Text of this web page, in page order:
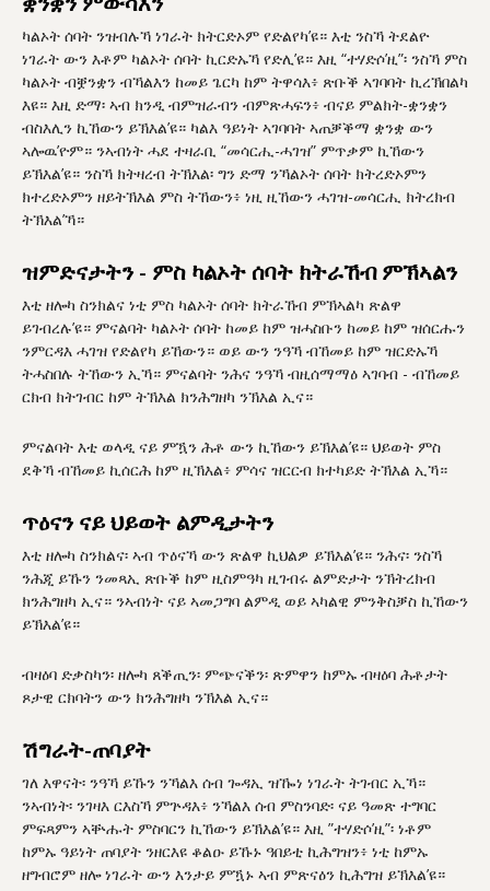
ካልኦት ሰባት ንዝብሉኻ ነገራት ክትርድኦም የድልየካ’ዩ። እቲ ንስኻ ትደልዮ
ነገራት ውን እቶም ካልኦት ሰባት ኪርድኡኻ የድሊ’ዩ። እዚ “ተሃድሶ’ዚ”፡ ንስኻ ምስ
ካልኦት ብቛንቋን ብኻልእን ከመይ ጌርካ ከም ትዋሳእ፥ ጽቡቕ ኣገባባት ኪረኽበልካ
እዩ። እዚ ድማ፡ ኣብ ክንዲ ብምዝራብን ብምጽሓፍን፥ ብናይ ምልክት-ቋንቋን
ብስእሊን ኪኸውን ይኽእል’ዩ። ካልእ ዓይነት ኣገባባት ኣጠቓቕማ ቋንቋ ውን
ኣሎዉ’ዮም። ንኣብነት ሓደ ተዛራቢ “መሳርሒ-ሓገዝ” ምጥቃም ኪኸውን
ይኽእል’ዩ። ንስኻ ክትዛረብ ትኽእል፡ ግን ድማ ንኻልኦት ሰባት ክትረድኦምን
ክተረድኦምን ዘይትኽእል ምስ ትኸውን፥ ነዚ ዚኸውን ሓገዝ-መሳርሒ ክትረክብ
ትኽእል’ኻ።
ዝምድናታትን - ምስ ካልኦት ሰባት ክትራኸብ ምኽኣልን
እቲ ዘሎካ ስንክልና ነቲ ምስ ካልኦት ሰባት ክትራኸብ ምኽኣልካ ጽልዋ
ይገብረሉ’ዩ። ምናልባት ካልኦት ሰባት ከመይ ከም ዝሓስቡን ከመይ ከም ዝሰርሑን
ንምርዳእ ሓገዝ የድልየካ ይኸውን። ወይ ውን ንዓኻ ብኸመይ ከም ዝርድኡኻ
ትሓስበሉ ትኸውን ኢኻ። ምናልባት ንሕና ንዓኻ ብዚሰማማዕ ኣገባብ - ብኸመይ
ርክብ ክትገብር ከም ትኽእል ክንሕግዘካ ንኽእል ኢና።
ምናልባት እቲ ወላዲ ናይ ምዃን ሕቶ ውን ኪኸውን ይኽእል’ዩ። ህይወት ምስ
ደቅኻ ብኸመይ ኪሰርሕ ከም ዚኽእል፥ ምሳና ዝርርብ ክተካይድ ትኽእል ኢኻ።
ጥዕናን ናይ ህይወት ልምዲታትን
እቲ ዘሎካ ስንክልና፡ ኣብ ጥዕናኻ ውን ጽልዋ ኪህልዎ ይኽእል’ዩ። ንሕና፡ ንስኻ
ንሕጂ ይኹን ንመጻኢ ጽቡቕ ከም ዚስምዓካ ዚገብሩ ልምድታት ንኽትረክብ
ክንሕግዘካ ኢና። ንኣብነት ናይ ኣመጋግባ ልምዲ ወይ ኣካልዊ ምንቅስቓስ ኪኸውን
ይኽእል’ዩ።
ብዛዕባ ድቃስካን፡ ዘሎካ ጸቕጢን፡ ምጭናቕን፡ ጽምዋን ከምኡ ብዛዕባ ሕቶታት
ጾታዊ ርክባትን ውን ክንሕግዘካ ንኽእል ኢና።
ሽግራት-ጠባያት
ገለ እዋናት፡ ንዓኻ ይኹን ንኻልእ ሰብ ጐዳኢ ዝዀነ ነገራት ትገብር ኢኻ።
ንኣብነት፡ ንገዛእ ርእስኻ ምጕዳእ፥ ንኻልእ ሰብ ምስንባድ፡ ናይ ዓመጽ ተግባር
ምፍጻምን ኣቝሑት ምስባርን ኪኸውን ይኽእል’ዩ። እዚ ”ተሃድሶ’ዚ”፡ ነቶም
ከምኡ ዓይነት ጠባያት ንዘርእዩ ቆልዑ ይኹኑ ዓበይቲ ኪሕግዝን፥ ነቲ ከምኡ
ዘግብሮም ዘሎ ነገራት ውን እንታይ ምዃኑ ኣብ ምጽናዕን ኪሕግዝ ይኽእል’ዩ።